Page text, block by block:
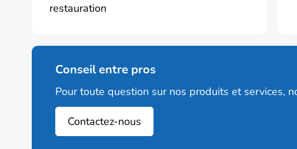
restauration
Conseil entre pros
Pour toute question sur nos produits et services,
Contactez-nous